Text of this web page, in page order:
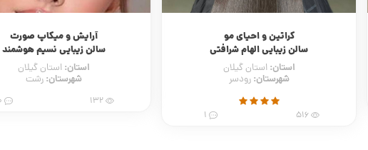
کراتین و احیای مو
سالن زیبایی الهام شرافتی
استان:استان گیلان
شهرستان:رودسر
516
آرایش و میکاپ صورت
سالن زیبایی نسیم هوشمند
استان:استان گیلان
شهرستان:رشت